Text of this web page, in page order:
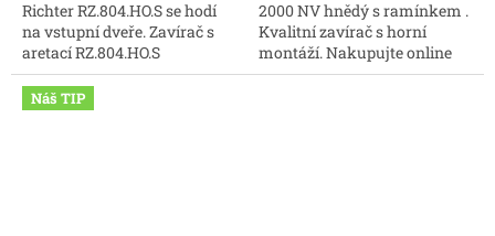
Richter RZ.804.HO.S se hodí
na vstupní dveře. Zavírač s
aretací RZ.804.HO.S
nakupujte online za skvělou
cenu.
2000 NV hnědý s ramínkem .
Kvalitní zavírač s horní
montáží. Nakupujte online
kvalitní samozavírače GEZE
Náš TIP